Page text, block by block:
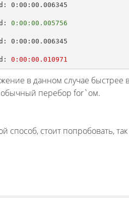
0:00:00.005756
0:00:00.010971
в данном случае быстрее
обычный перебор for`ом.
способ, стоит попробовать,